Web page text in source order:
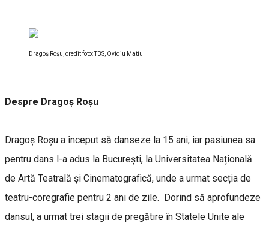
Dragoș Roșu, credit foto: TBS, Ovidiu Matiu
Despre Dragoș Roșu
Dragoș Roșu a început să danseze la 15 ani, iar pasiunea sa
pentru dans l-a adus la București, la Universitatea Națională
de Artă Teatrală și Cinematografică, unde a urmat secția de
teatru-coregrafie pentru 2 ani de zile. Dorind să aprofundeze
dansul, a urmat trei stagii de pregătire în Statele Unite ale